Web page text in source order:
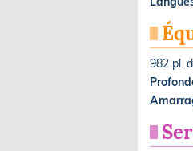
982 pl.